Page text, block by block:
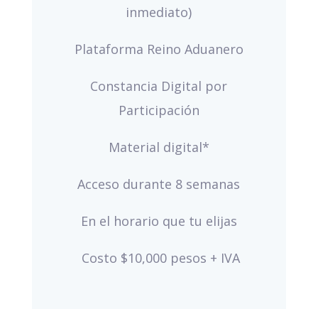
inmediato)
Plataforma Reino Aduanero
Constancia Digital por
Participación
Material digital*
Acceso durante 8 semanas
En el horario que tu elijas
Costo $10,000 pesos + IVA